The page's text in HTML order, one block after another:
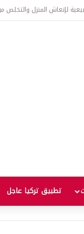
تركيا والسعودية
تطبيق تركيا عاجل